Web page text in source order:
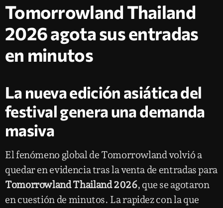
Tomorrowland Thailand
2026 agota sus entradas
en minutos
La nueva edición asiática del
festival genera una demanda
masiva
El fenómeno global de Tomorrowland volvió a
quedar en evidencia tras la venta de entradas para
Tomorrowland Thailand 2026, que se agotaron
en cuestión de minutos. La rapidez con la que